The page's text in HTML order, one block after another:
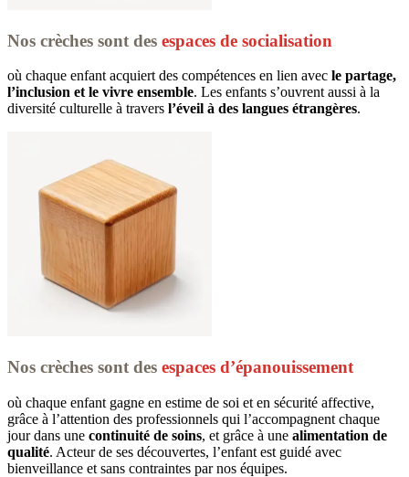
Nos crèches sont des espaces de socialisation
où chaque enfant acquiert des compétences en lien avec le partage,
l’inclusion et le vivre ensemble. Les enfants s’ouvrent aussi à la
diversité culturelle à travers l’éveil à des langues étrangères.
Nos crèches sont des espaces d’épanouissement
où chaque enfant gagne en estime de soi et en sécurité affective,
grâce à l’attention des professionnels qui l’accompagnent chaque
jour dans une continuité de soins, et grâce à une alimentation de
qualité. Acteur de ses découvertes, l’enfant est guidé avec
bienveillance et sans contraintes par nos équipes.